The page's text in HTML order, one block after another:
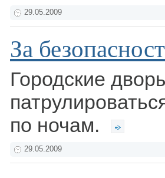
29.05.2009
За
Городские
по ночам.
29.05.2009